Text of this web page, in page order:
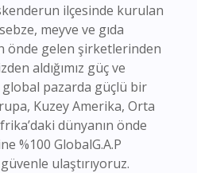
ilçesinde kurulan
meyve ve gıda
önde gelen şirketlerinden
aldığımız güç ve
pazarda güçlü bir
Kuzey Amerika, Orta
dünyanın önde
%100 GlobalG.A.P
ulaştırıyoruz.